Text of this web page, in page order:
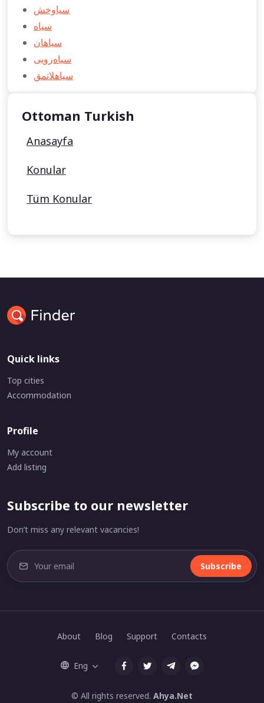
سیاوخش
سیاه
سیاهان
سیاه‌رویی
سیاهلاتمق
Ottoman Turkish
Anasayfa
Konular
Tüm Konular
Quick links
Top cities
Accommodation
Profile
My account
Add listing
Subscribe to our newsletter
Don’t miss any relevant vacancies!
Subscribe
© All rights reserved. Ahya.Net
About Blog Support Contacts
Eng